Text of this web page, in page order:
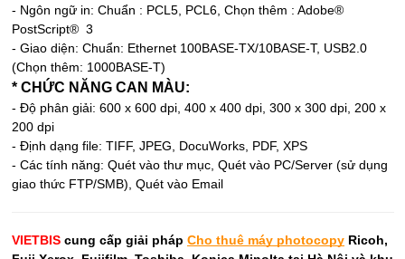
- Ngôn ngữ in: Chuẩn : PCL5, PCL6, Chọn thêm : Adobe®
PostScript® 3
- Giao diện: Chuẩn: Ethernet 100BASE-TX/10BASE-T, USB2.0
(Chọn thêm: 1000BASE-T)
* CHỨC NĂNG CAN MÀU:
- Độ phân giải: 600 x 600 dpi, 400 x 400 dpi, 300 x 300 dpi, 200 x
200 dpi
- Định dạng file: TIFF, JPEG, DocuWorks, PDF, XPS
- Các tính năng: Quét vào thư mục, Quét vào PC/Server (sử dụng
giao thức FTP/SMB), Quét vào Email
VIETBIS cung cấp giải pháp Cho thuê máy photocopy Ricoh,